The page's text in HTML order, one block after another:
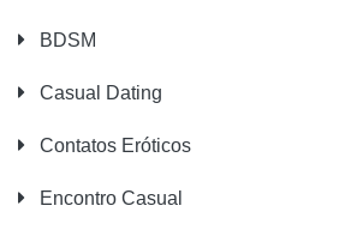
BDSM
Casual Dating
Contatos Eróticos
Encontro Casual